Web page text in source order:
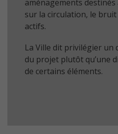
aménagements
sur la circulation, le
actifs.
La Ville dit privilégier un
du projet plutôt qu’une
de certains éléments.